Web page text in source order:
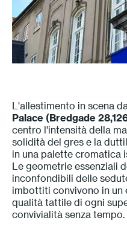
L'allestimento in scena da
Palace (Bredgade
centro l'intensità della
solidità del gres e la
in una palette cromatica
Le geometrie essenziali
inconfondibili delle
imbottiti convivono in un
qualità tattile di ogni
convivialità senza tempo.